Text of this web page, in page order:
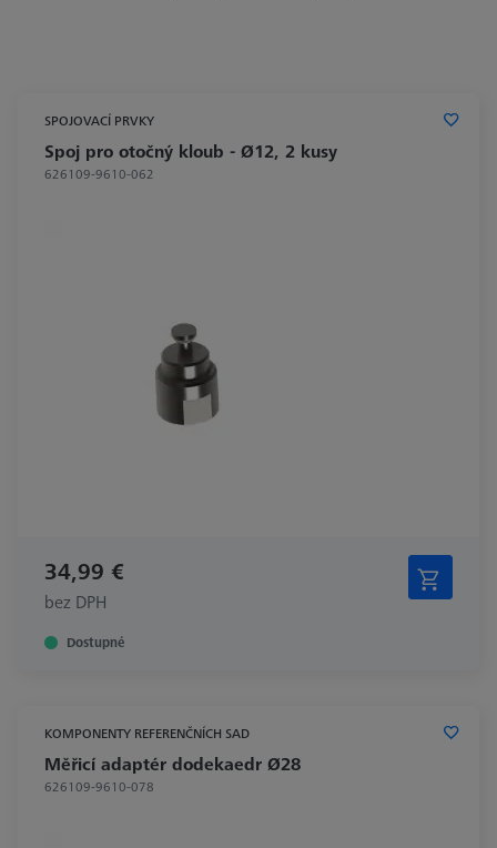
SPOJOVACÍ PRVKY
Spoj pro otočný kloub - Ø12, 2 kusy
626109-9610-062
34,99 €
bez DPH
Dostupné
KOMPONENTY REFERENČNÍCH SAD
Měřicí adaptér dodekaedr Ø28
626109-9610-078